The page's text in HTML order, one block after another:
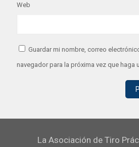
Web
Guardar mi nombre, correo
navegador para la próxima vez que haga
La Asociación de Tiro